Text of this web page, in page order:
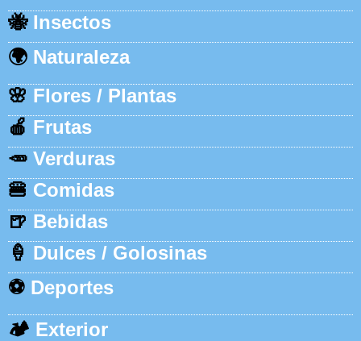
🐝 Insectos
🌍 Naturaleza
🌸 Flores / Plantas
🍎 Frutas
🥕 Verduras
🍔 Comidas
🍺 Bebidas
🍦 Dulces / Golosinas
⚽ Deportes
🏕️ Exterior